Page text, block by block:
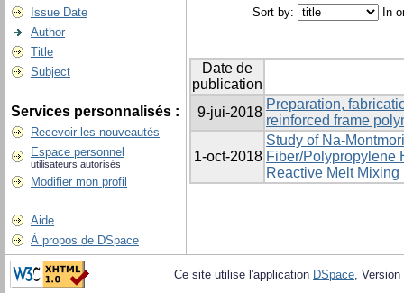
Issue Date
Author
Title
Subject
Services personnalisés :
Recevoir les nouveautés
Espace personnel
utilisateurs autorisés
Modifier mon profil
Aide
À propos de DSpace
Sort by: In
Date de
publication
9-jui-2018
Preparation,
reinforced frame
1-oct-2018
Study of Na-
Fiber/Polypropylene
Reactive Melt Mixing
Ce site utilise l'application DSpace,